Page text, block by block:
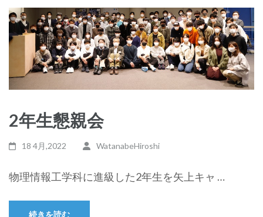
2年生懇親会
18 4月,2022 WatanabeHiroshi
物理情報工学科に進級した2年生を矢上キャ …
続きを読む